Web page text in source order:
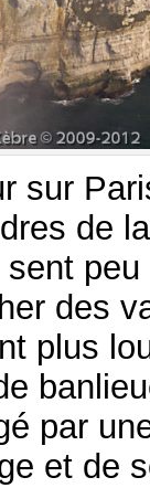
sur
de
sent
des
plus
par
et de